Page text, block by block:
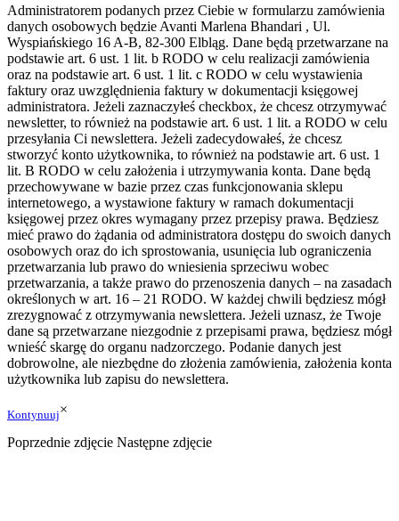
Administratorem podanych przez Ciebie w formularzu zamówienia
danych osobowych będzie Avanti Marlena Bhandari , Ul.
Wyspiańskiego 16 A-B, 82-300 Elbląg. Dane będą przetwarzane na
podstawie art. 6 ust. 1 lit. b RODO w celu realizacji zamówienia
oraz na podstawie art. 6 ust. 1 lit. c RODO w celu wystawienia
faktury oraz uwzględnienia faktury w dokumentacji księgowej
administratora. Jeżeli zaznaczyłeś checkbox, że chcesz otrzymywać
newsletter, to również na podstawie art. 6 ust. 1 lit. a RODO w celu
przesyłania Ci newslettera. Jeżeli zadecydowałeś, że chcesz
stworzyć konto użytkownika, to również na podstawie art. 6 ust. 1
lit. B RODO w celu założenia i utrzymywania konta. Dane będą
przechowywane w bazie przez czas funkcjonowania sklepu
internetowego, a wystawione faktury w ramach dokumentacji
księgowej przez okres wymagany przez przepisy prawa. Będziesz
mieć prawo do żądania od administratora dostępu do swoich danych
osobowych oraz do ich sprostowania, usunięcia lub ograniczenia
przetwarzania lub prawo do wniesienia sprzeciwu wobec
przetwarzania, a także prawo do przenoszenia danych – na zasadach
określonych w art. 16 – 21 RODO. W każdej chwili będziesz mógł
zrezygnować z otrzymywania newslettera. Jeżeli uznasz, że Twoje
dane są przetwarzane niezgodnie z przepisami prawa, będziesz mógł
wnieść skargę do organu nadzorczego. Podanie danych jest
dobrowolne, ale niezbędne do złożenia zamówienia, założenia konta
użytkownika lub zapisu do newslettera.
Kontynuuj×
Poprzednie zdjęcie Następne zdjęcie